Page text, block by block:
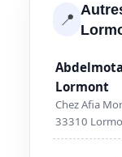
📍
Lormont
Chez Afia
33310